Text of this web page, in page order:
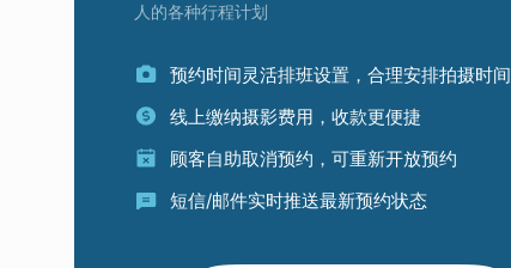
人的各种行程计划
预约时间灵活排班设置，合理安排拍摄时间
线上缴纳摄影费用，收款更便捷
顾客自助取消预约，可重新开放预约
短信/邮件实时推送最新预约状态